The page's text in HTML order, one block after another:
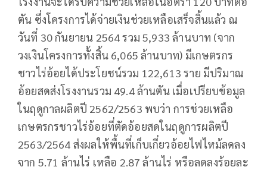
ตัน ซึ่งโครงการได้จ่ายเงินช่วยเหลือเสร็จสิ้นแล้ว ณ
วันที่ 30 กันยายน 2564 รวม 5,933 ล้านบาท (จาก
วงเงินโครงการทั้งสิ้น 6,065 ล้านบาท) มีเกษตรกร
ชาวไร่อ้อยได้ประโยชน์รวม 122,613 ราย มีปริมาณ
อ้อยสดส่งโรงงานรวม 49.4 ล้านตัน เมื่อเปรียบข้อมูล
ในฤดูกาลผลิตปี 2562/2563 พบว่า การช่วยเหลือ
เกษตรกรชาวไร่อ้อยที่ตัดอ้อยสดในฤดูการผลิตปี
2563/2564 ส่งผลให้พื้นที่เก็บเกี่ยวอ้อยไฟไหม้ลดลง
จาก 5.71 ล้านไร่ เหลือ 2.87 ล้านไร่ หรือลดลงร้อยละ